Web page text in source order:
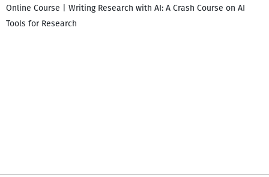
Online Course | Writing Research with AI: A Crash Course on AI
Tools for Research